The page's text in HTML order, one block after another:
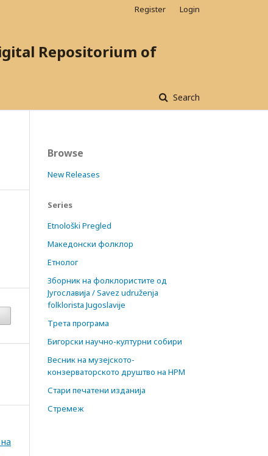
Repositorium of
Search
Register Login
Browse
New Releases
Series
Etnološki Pregled
Македонски фолклор
Етнолог
Зборник на фолклористите од
Југославија / Savez udruženja
folklorista Jugoslavije
Трета програма
Бигорски научно-културни собири
Весник на музејското-
конзерваторското друштво на НРМ
Стари печатени изданија
Стремеж